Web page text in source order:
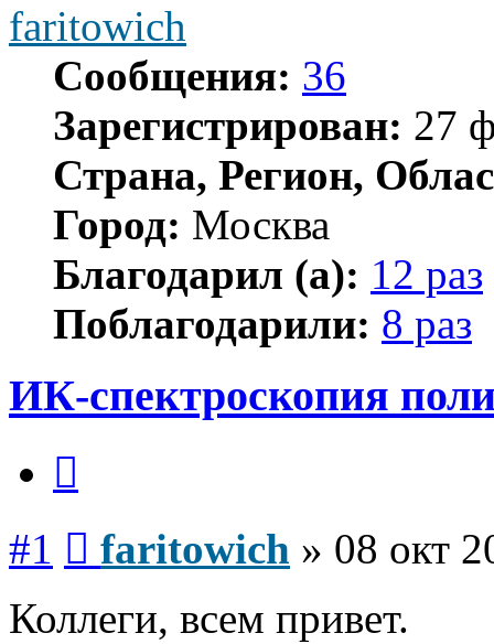
faritowich
Сообщения: 36
Зарегистрирован: 27
Страна, Регион,
Город: Москва
Благодарил (а): 12 раз
Поблагодарили: 8 раз
ИК-спектроскопия
#1 faritowich » 08 окт
Коллеги, всем привет.